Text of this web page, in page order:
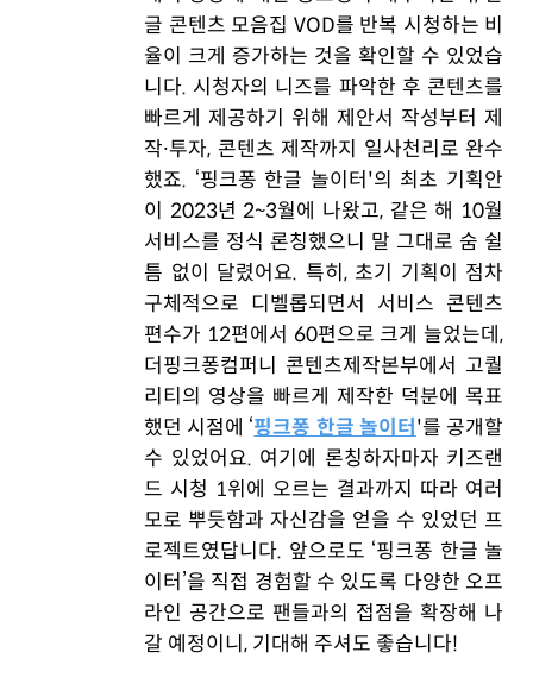
글 콘텐츠 모음집 VOD를 반복 시청하는 비
율이 크게 증가하는 것을 확인할 수 있었습
니다. 시청자의 니즈를 파악한 후 콘텐츠를
빠르게 제공하기 위해 제안서 작성부터 제
작∙투자, 콘텐츠 제작까지 일사천리로 완수
했죠. ‘핑크퐁 한글 놀이터'의 최초 기획안
이 2023년 2~3월에 나왔고, 같은 해 10월
서비스를 정식 론칭했으니 말 그대로 숨 쉴
틈 없이 달렸어요. 특히, 초기 기획이 점차
구체적으로 디벨롭되면서 서비스 콘텐츠
편수가 12편에서 60편으로 크게 늘었는데,
더핑크퐁컴퍼니 콘텐츠제작본부에서 고퀄
리티의 영상을 빠르게 제작한 덕분에 목표
했던 시점에 ‘핑크퐁 한글 놀이터 '를 공개할
수 있었어요. 여기에 론칭하자마자 키즈랜
드 시청 1위에 오르는 결과까지 따라 여러
모로 뿌듯함과 자신감을 얻을 수 있었던 프
로젝트였답니다. 앞으로도 ‘핑크퐁 한글 놀
이터’을 직접 경험할 수 있도록 다양한 오프
라인 공간으로 팬들과의 접점을 확장해 나
갈 예정이니, 기대해 주셔도 좋습니다!